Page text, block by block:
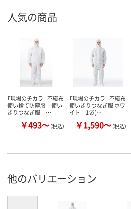
人気の商品
「現場のチカラ」 不織布
使い捨て防塵服 使い
きりつなぎ服 …
￥493～（税込）
「現場のチカラ」 不織布
使いきりつなぎ服 ホワ
イト 1袋(…
￥1,590～（税込）
他のバリエーション